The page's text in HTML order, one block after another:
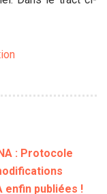
: Protocole
enfin publiées !